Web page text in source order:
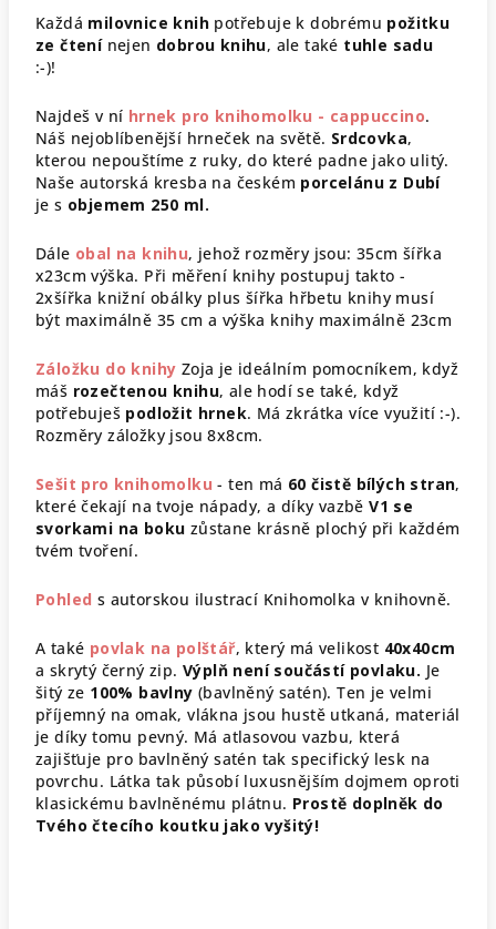
Každá milovnice knih potřebuje k dobrému požitku
ze čtenínejen dobrou knihu, ale také tuhle sadu
:-)!
Najdeš v ní hrnek pro knihomolku - cappuccino.
Náš nejoblíbenější hrneček na světě. Srdcovka,
kterou nepouštíme z ruky, do které padne jako ulitý.
Naše autorská kresba na českém porcelánu z Dubí
je s objemem 250 ml.
Dále obal na knihu, jehož rozměry jsou: 35cm šířka
x23cm výška. Při měření knihy postupuj takto -
2xšířka knižní obálky plus šířka hřbetu knihy musí
být maximálně 35 cm a výška knihy maximálně 23cm
Záložku do knihy Zoja je ideálním pomocníkem, když
máš rozečtenou knihu, ale hodí se také, když
potřebuješ podložit hrnek. Má zkrátka více využití :-).
Rozměry záložky jsou 8x8cm.
Sešit pro knihomolku - ten má 60 čistě bílých stran,
které čekají na tvoje nápady, a díky vazběV1 se
svorkami na boku zůstane krásně plochý při každém
tvém tvoření.
Pohled s autorskou ilustrací Knihomolka v knihovně.
A také povlak na polštář, který má velikost 40x40cm
a skrytý černý zip.Výplň není součástí povlaku. Je
šitý ze 100% bavlny(bavlněný satén). Ten je velmi
příjemný na omak, vlákna jsou hustě utkaná, materiál
je díky tomu pevný. Má atlasovou vazbu, která
zajišťuje pro bavlněný satén tak specifický lesk na
povrchu. Látka tak působí luxusnějším dojmem oproti
klasickému bavlněnému plátnu. Prostě doplněk do
Tvého čtecího koutku jako vyšitý!